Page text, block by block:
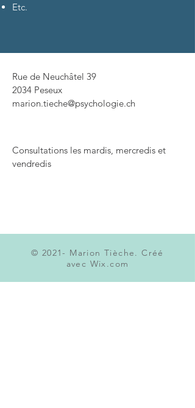
Etc.
Rue de Neuchâtel 39
2034 Peseux
marion.tieche@psychologie.ch
Consultations les mardis, mercredis et
vendredis
© 2021- Marion Tièche. Créé
avec Wix.com